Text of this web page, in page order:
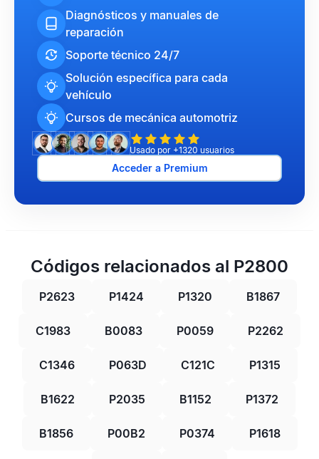
Diagnósticos y manuales de
reparación
Soporte técnico 24/7
Solución específica para cada
vehículo
Cursos de mecánica automotriz
Usado por +1320 usuarios
Acceder a Premium
Códigos relacionados al P2800
P2623 P1424 P1320 B1867
C1983 B0083 P0059 P2262
C1346 P063D C121C P1315
B1622 P2035 B1152 P1372
B1856 P00B2 P0374 P1618